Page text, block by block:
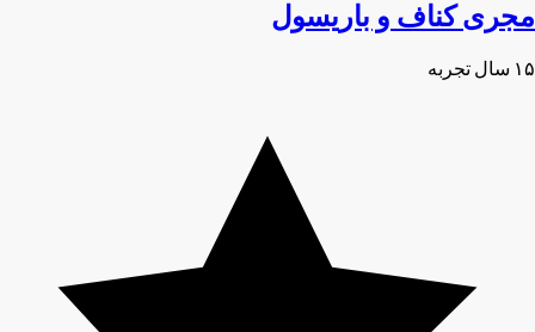
مجری کناف و باریسول
۱۵ سال تجربه